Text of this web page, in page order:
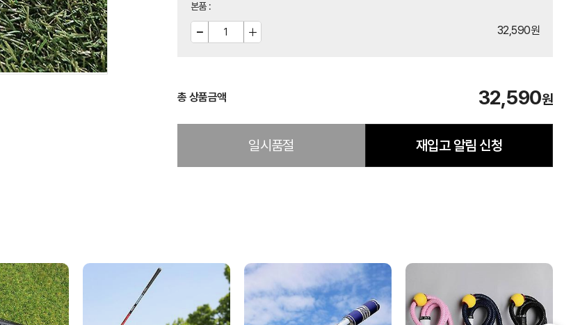
본품:
32,590원
총 상품금액 32,590원
일시품절 재입고 알림 신청